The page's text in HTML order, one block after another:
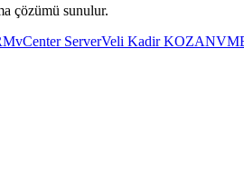
çözümü sunulur.
vCenter ServerVeli Kadir KOZAN